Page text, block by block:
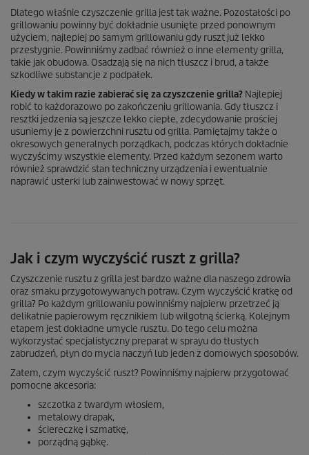
Dlatego właśnie czyszczenie grilla jest tak ważne. Pozostałości po
grillowaniu powinny być dokładnie usunięte przed ponownym
użyciem, najlepiej po samym grillowaniu gdy ruszt już lekko
przestygnie. Powinniśmy zadbać również o inne elementy grilla,
takie jak obudowa. Osadzają się na nich tłuszcz i brud, a także
szkodliwe substancje z podpałek.
Kiedy w takim razie zabierać się za czyszczenie grilla? Najlepiej
robić to każdorazowo po zakończeniu grillowania. Gdy tłuszcz i
resztki jedzenia są jeszcze lekko ciepłe, zdecydowanie prościej
usuniemy je z powierzchni rusztu od grilla. Pamiętajmy także o
okresowych generalnych porządkach, podczas których dokładnie
wyczyścimy wszystkie elementy. Przed każdym sezonem warto
również sprawdzić stan techniczny urządzenia i ewentualnie
naprawić usterki lub zainwestować w nowy sprzęt.
Jak i czym wyczyścić ruszt z grilla?
Czyszczenie rusztu z grilla jest bardzo ważne dla naszego zdrowia
oraz smaku przygotowywanych potraw. Czym wyczyścić kratkę od
grilla? Po każdym grillowaniu powinniśmy najpierw przetrzeć ją
delikatnie papierowym ręcznikiem lub wilgotną ścierką. Kolejnym
etapem jest dokładne umycie rusztu. Do tego celu można
wykorzystać specjalistyczny preparat w sprayu do tłustych
zabrudzeń, płyn do mycia naczyń lub jeden z domowych sposobów.
Zatem, czym wyczyścić ruszt? Powinniśmy najpierw przygotować
pomocne akcesoria:
szczotka z twardym włosiem,
metalowy drapak,
ściereczkę i szmatkę,
porządną gąbkę.